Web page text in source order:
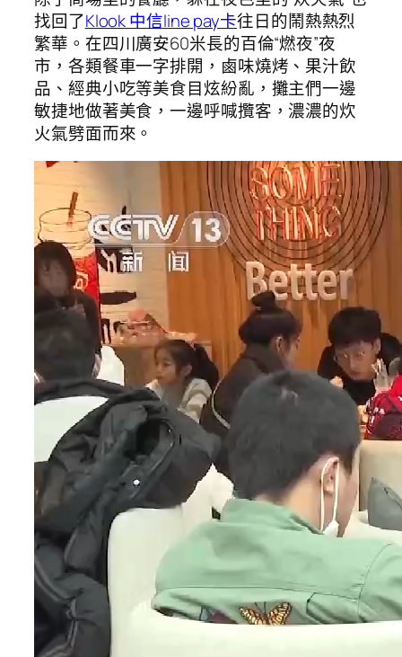
找回了Klook 中信line pay卡往日的鬧熱熱烈
繁華。在四川廣安60米長的百倫“燃夜”夜
市，各類餐車一字排開，鹵味燒烤、果汁飲
品、經典小吃等美食目炫紛亂，攤主們一邊
敏捷地做著美食，一邊呼喊攬客，濃濃的炊
火氣劈面而來。